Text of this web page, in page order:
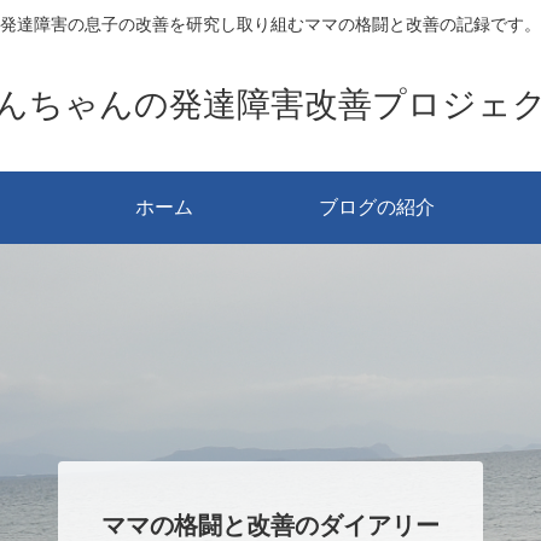
発達障害の息子の改善を研究し取り組むママの格闘と改善の記録です。
ちゃんの発達障害改善プロジェ
ホーム ブログの紹介
ママの格闘と改善のダイアリー